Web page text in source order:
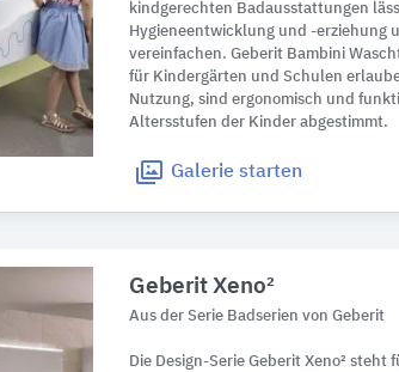
kindgerechten Badausstattungen
Hygieneentwicklung und -erziehung
vereinfachen. Geberit Bambini
für Kindergärten und Schulen
Nutzung, sind ergonomisch und
Altersstufen der Kinder abgestimmt.
Galerie starten
Geberit Xeno²
Aus der Serie Badserien von Geberit
Die Design-Serie Geberit Xeno²